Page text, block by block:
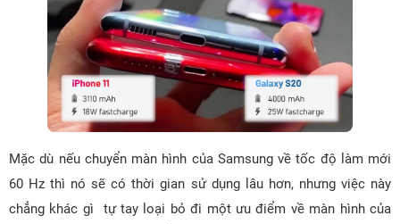
Mặc dù nếu chuyển màn hình của Samsung về tốc độ làm mới
60 Hz thì nó sẽ có thời gian sử dụng lâu hơn, nhưng việc này
chẳng khác gì tự tay loại bỏ đi một ưu điểm về màn hình của